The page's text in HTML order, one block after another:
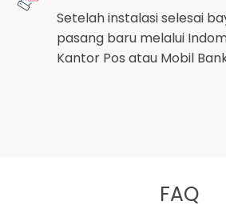
Setelah instalasi selesai
pasang baru melalui
Kantor Pos atau Mobil
FAQ